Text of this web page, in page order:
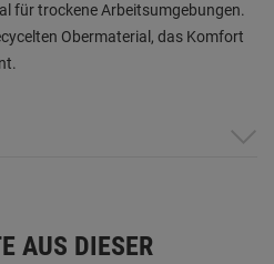
für trockene Arbeitsumgebungen.
Obermaterial, das Komfort
AUS DIESER